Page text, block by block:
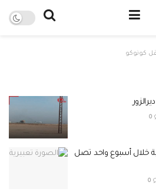
كونوكو
خلال أسبوع واحد تصل